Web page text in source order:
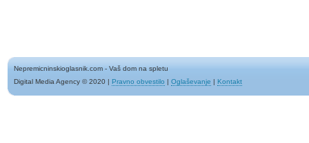
Nepremicninskioglasnik.com - Vaš dom na spletu
Digital Media Agency © 2020 | Pravno obvestilo | Oglaševanje | Kontakt